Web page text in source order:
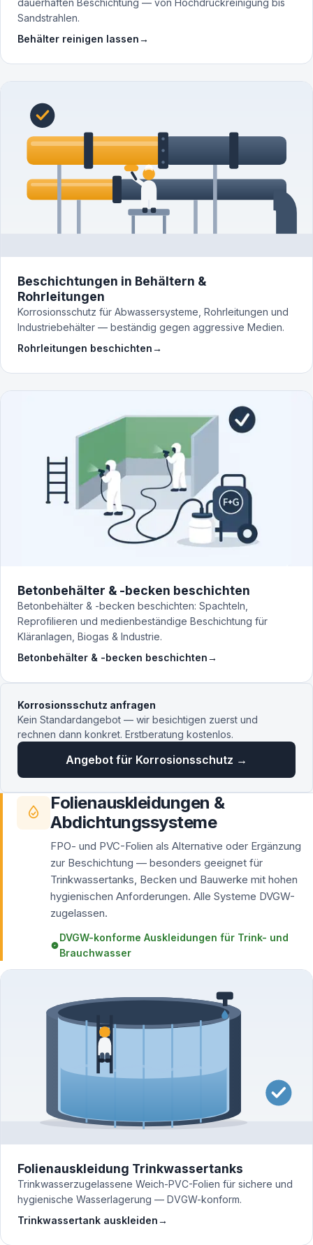
Sandstrahlen.
Behälter reinigen lassen→
Beschichtungen in Behältern &
Rohrleitungen
Korrosionsschutz für Abwassersysteme, Rohrleitungen und
Industriebehälter — beständig gegen aggressive Medien.
Rohrleitungen beschichten→
Betonbehälter & -becken beschichten
Betonbehälter & -becken beschichten: Spachteln,
Reprofilieren und medienbeständige Beschichtung für
Kläranlagen, Biogas & Industrie.
Betonbehälter & -becken beschichten→
Korrosionsschutz anfragen
Kein Standardangebot — wir besichtigen zuerst und
rechnen dann konkret. Erstberatung kostenlos.
Angebot für Korrosionsschutz →
Folienauskleidungen &
Abdichtungssysteme
FPO- und PVC-Folien als Alternative oder Ergänzung
zur Beschichtung — besonders geeignet für
Trinkwassertanks, Becken und Bauwerke mit hohen
hygienischen Anforderungen. Alle Systeme DVGW-
zugelassen.
DVGW-konforme Auskleidungen für Trink- und
Brauchwasser
Folienauskleidung Trinkwassertanks
Trinkwasserzugelassene Weich-PVC-Folien für sichere und
hygienische Wasserlagerung — DVGW-konform.
Trinkwassertank auskleiden→